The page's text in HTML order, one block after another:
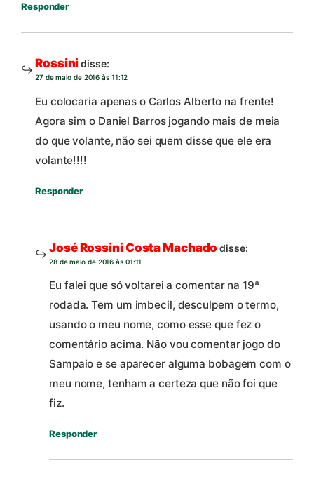
Responder
Rossinidisse:
27 de maio de 2016 às 11:12
Eu colocaria apenas o Carlos Alberto na frente!
Agora sim o Daniel Barros jogando mais de meia
do que volante, não sei quem disse que ele era
volante!!!!
Responder
José Rossini Costa Machado disse:
28 de maio de 2016 às 01:11
Eu falei que só voltarei a comentar na 19ª
rodada. Tem um imbecil, desculpem o termo,
usando o meu nome, como esse que fez o
comentário acima. Não vou comentar jogo do
Sampaio e se aparecer alguma bobagem com o
meu nome, tenham a certeza que não foi que
fiz.
Responder